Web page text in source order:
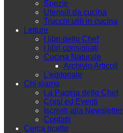
Spezie
Utensili da cucina
Trucchi utili in cucina
Letture
I libri dello Chef
I libri consigliati
Cucina Naturale
Archivio Articoli
L'editoriale
Chi siamo
La Pagina dello Chef
Corsi ed Eventi
Iscriviti alla Newsletter
Contatti
Cerca ricette